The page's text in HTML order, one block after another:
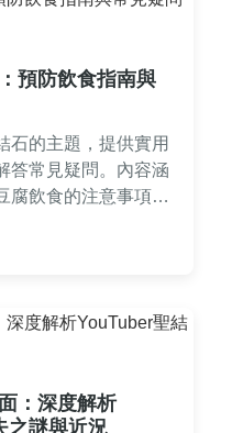
預防飲食指南與
石的主題，提供實用
答常見疑問。內容涵
腐飲食的注意事項，
：深度解析
之謎與近況